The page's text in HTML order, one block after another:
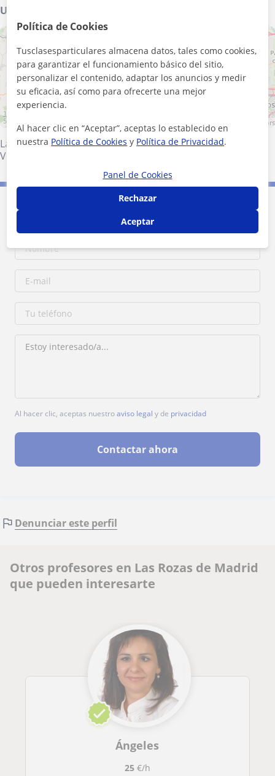
Ubicación de mis clases
+ −
10 km
5 mi
Leaflet OpenStreetMap contributors
Las Rozas de Madrid·Majadahonda·Pozuelo de Alarcón
Villanueva del Pardillo
Contacta con Jaume
Al hacer clic, aceptas nuestroaviso legal y de privacidad
Contactar ahora
Denunciar este perfil
Otros profesores en Las Rozas de Madrid
que pueden interesarte
Ángeles
25€/h
Política de Cookies
Tusclasesparticulares almacena datos, tales como cookies,
para garantizar el funcionamiento básico del sitio,
personalizar el contenido, adaptar los anuncios y medir
su eficacia, así como para ofrecerte una mejor
experiencia.
Al hacer clic en “Aceptar”, aceptas lo establecido en
nuestra Política de Cookies y Política de Privacidad.
Panel de Cookies
Rechazar
Aceptar